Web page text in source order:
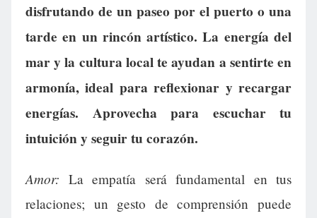
disfrutando de un paseo por el puerto o una
tarde en un rincón artístico. La energía del
mar y la cultura local te ayudan a sentirte en
armonía, ideal para reflexionar y recargar
energías. Aprovecha para escuchar tu
intuición y seguir tu corazón.
Amor: La empatía será fundamental en tus
relaciones; un gesto de comprensión puede